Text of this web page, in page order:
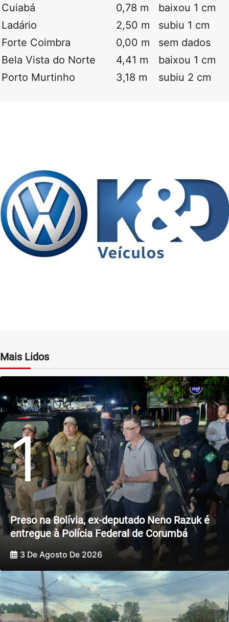
Cuiabá 0,78 m
baixou 1 cm
Ladário
2,50 m
subiu 1 cm
Forte Coimbra
0,00 m
sem dados
Bela Vista do Norte
4,41 m
baixou 1 cm
Porto Murtinho
3,18 m subiu 2 cm
Mais Lidos
1
Preso na Bolívia, ex-deputado Neno Razuk é
entregue à Polícia Federal de Corumbá
3 De Agosto De 2026